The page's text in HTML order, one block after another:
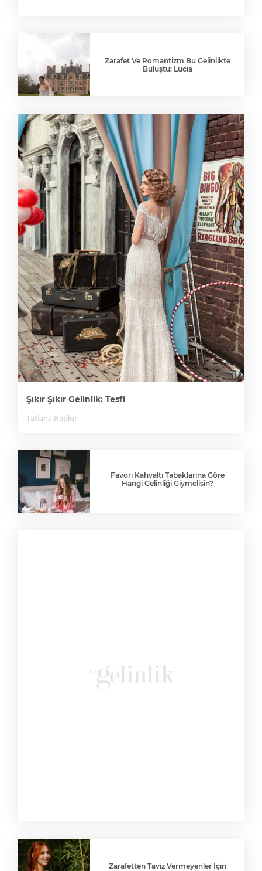
Zarafet Ve Romantizm Bu Gelinlikte
Buluştu: Lucia
Şıkır Şıkır Gelinlik: Tesfi
Tatiana Kaplun
Favori Kahvaltı Tabaklarına Göre
Hangi Gelinliği Giymelisin?
Zarafetten Taviz Vermeyenler İçin